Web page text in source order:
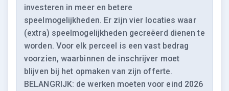
investeren in meer en betere
speelmogelijkheden. Er zijn vier locaties waar
(extra) speelmogelijkheden gecreëerd dienen te
worden. Voor elk perceel is een vast bedrag
voorzien, waarbinnen de inschrijver moet
blijven bij het opmaken van zijn offerte.
BELANGRIJK: de werken moeten voor eind 2026